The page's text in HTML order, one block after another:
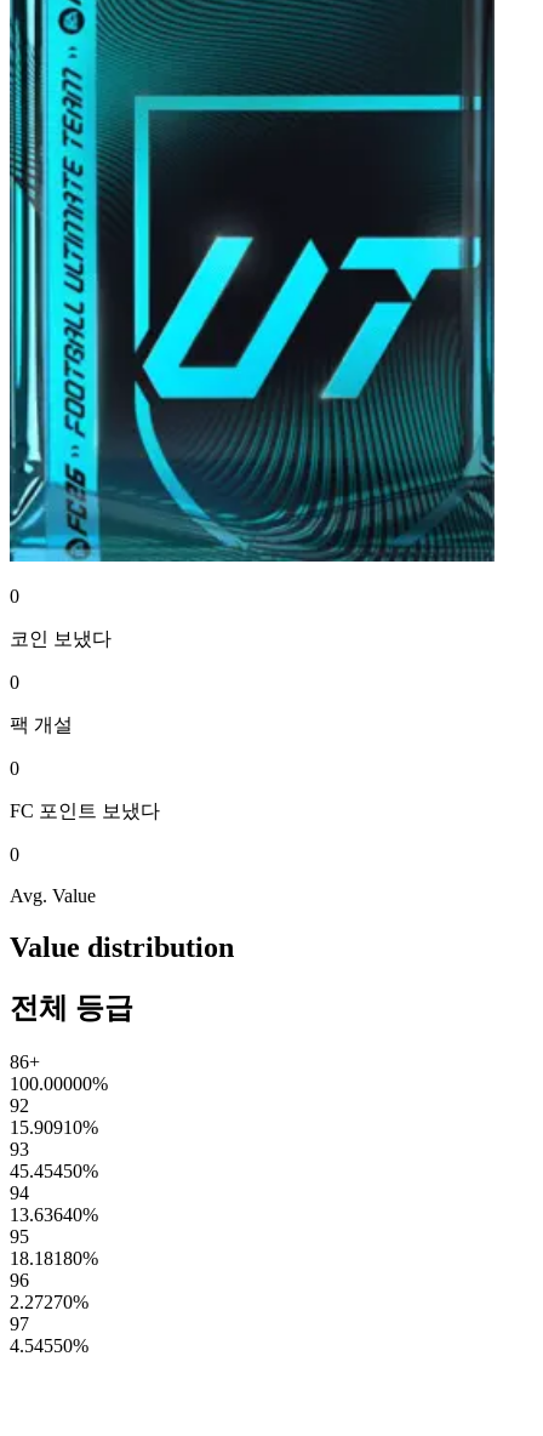
0
코인 보냈다
0
팩 개설
0
FC 포인트 보냈다
0
Avg. Value
Value distribution
전체 등급
86+
100.00000%
92
15.90910%
93
45.45450%
94
13.63640%
95
18.18180%
96
2.27270%
97
4.54550%